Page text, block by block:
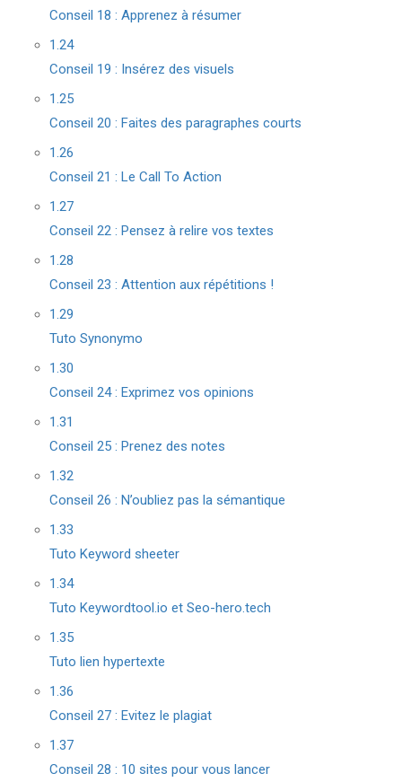
Conseil 18 : Apprenez à résumer
1.24
Conseil 19 : Insérez des visuels
1.25
Conseil 20 : Faites des paragraphes courts
1.26
Conseil 21 : Le Call To Action
1.27
Conseil 22 : Pensez à relire vos textes
1.28
Conseil 23 : Attention aux répétitions !
1.29
Tuto Synonymo
1.30
Conseil 24 : Exprimez vos opinions
1.31
Conseil 25 : Prenez des notes
1.32
Conseil 26 : N’oubliez pas la sémantique
1.33
Tuto Keyword sheeter
1.34
Tuto Keywordtool.io et Seo-hero.tech
1.35
Tuto lien hypertexte
1.36
Conseil 27 : Evitez le plagiat
1.37
Conseil 28 : 10 sites pour vous lancer